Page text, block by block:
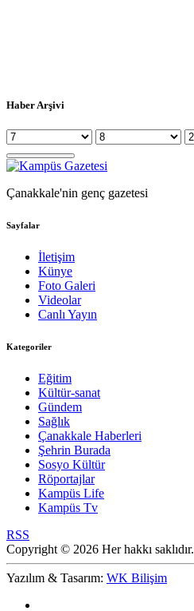
Haber Arşivi
Çanakkale'nin genç gazetesi
Sayfalar
İletişim
Künye
Foto Galeri
Videolar
Canlı Yayın
Kategoriler
Eğitim
Kültür-sanat
Gündem
Sağlık
Çanakkale Haberleri
Şehrin Burada
Sosyo Kültür
Röportajlar
Kampüs Life
Kampüs Tv
RSS
Copyright © 2026 Her hakkı saklıdır.
Yazılım & Tasarım: WK Bilişim